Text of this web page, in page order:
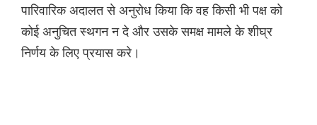
पारिवारिक अदालत से अनुरोध किया कि वह किसी भी पक्ष को
कोई अनुचित स्थगन न दे और उसके समक्ष मामले के शीघ्र
निर्णय के लिए प्रयास करे।